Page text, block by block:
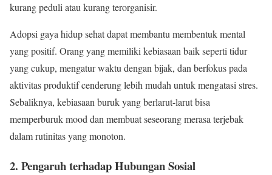
kurang peduli atau kurang terorganisir.
Adopsi gaya hidup sehat dapat membantu membentuk mental
yang positif. Orang yang memiliki kebiasaan baik seperti tidur
yang cukup, mengatur waktu dengan bijak, dan berfokus pada
aktivitas produktif cenderung lebih mudah untuk mengatasi stres.
Sebaliknya, kebiasaan buruk yang berlarut-larut bisa
memperburuk mood dan membuat seseorang merasa terjebak
dalam rutinitas yang monoton.
2. Pengaruh terhadap Hubungan Sosial